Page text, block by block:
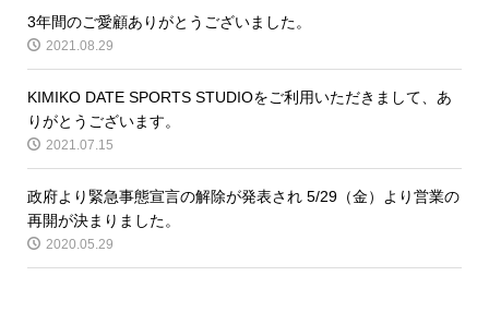
3年間のご愛顧ありがとうございました。
2021.08.29
KIMIKO DATE SPORTS STUDIOをご利用いただきまして、あ
りがとうございます。
2021.07.15
政府より緊急事態宣言の解除が発表され 5/29（金）より営業の
再開が決まりました。
2020.05.29